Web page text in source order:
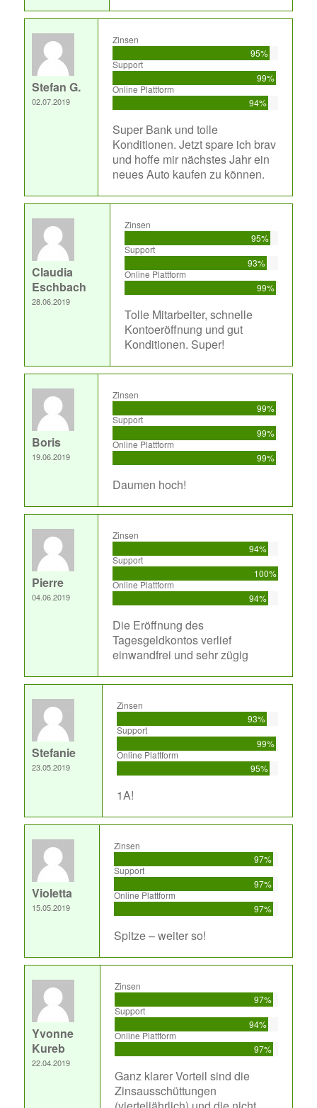
Stefan G.
02.07.2019
Zinsen
95%
Support
99%
Online Plattform
94%
Super Bank und tolle
Konditionen. Jetzt spare ich brav
und hoffe mir nächstes Jahr ein
neues Auto kaufen zu können.
Claudia
Eschbach
28.06.2019
Zinsen
95%
Support
93%
Online Plattform
99%
Tolle Mitarbeiter, schnelle
Kontoeröffnung und gut
Konditionen. Super!
Boris
19.06.2019
Zinsen
99%
Support
99%
Online Plattform
99%
Daumen hoch!
Pierre
04.06.2019
Zinsen
94%
Support
100%
Online Plattform
94%
Die Eröffnung des
Tagesgeldkontos verlief
einwandfrei und sehr zügig
Stefanie
23.05.2019
Zinsen
93%
Support
99%
Online Plattform
95%
1A!
Violetta
15.05.2019
Zinsen
97%
Support
97%
Online Plattform
97%
Spitze – weiter so!
Yvonne
Kureb
22.04.2019
Zinsen
97%
Support
94%
Online Plattform
97%
Ganz klarer Vorteil sind die
Zinsausschüttungen